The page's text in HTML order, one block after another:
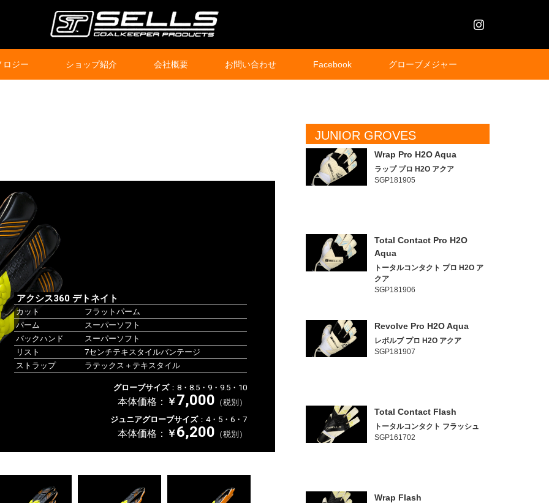
ロジー ショップ紹介 会社概要 お問い合わせ Facebook グローブメジャー
アクシス360 デトネイト
カット
フラットパーム
パーム
スーパーソフト
バックハンド
スーパーソフト
リスト
7センチテキスタイルバンテージ
ストラップ
ラテックス＋テキスタイル
グローブサイズ：8・8.5・9・9.5・10
本体価格： ￥7,000 （税別）
ジュニアグローブサイズ：4・5・6・7
本体価格： ￥6,200 （税別）
JUNIOR GROVES
Wrap Pro H2O Aqua
ラップ プロ H2O アクア
SGP181905
Total Contact Pro H2O
Aqua
トータルコンタクト プロ H2O ア
クア
SGP181906
Revolve Pro H2O Aqua
レボルブ プロ H2O アクア
SGP181907
Total Contact Flash
トータルコンタクト フラッシュ
SGP161702
Wrap Flash